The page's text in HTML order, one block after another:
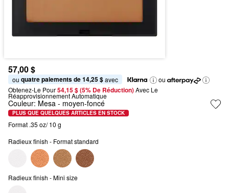
57,00 $
ou quatre paiements de 14,25 $ avec
ou
Obtenez-Le Pour54,15 $ (5% De Réduction) Avec Le
Réapprovisionnement Automatique
Couleur: Mesa - moyen-foncé
PLUS QUE QUELQUES ARTICLES EN STOCK
Format .35 oz/ 10 g
Radieux finish - Format standard
Radieux finish - Mini size